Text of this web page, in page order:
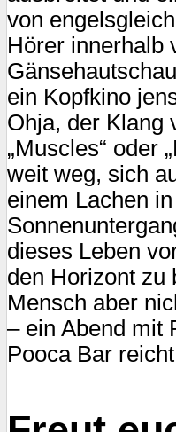
von
Hörer innerhalb
ein Kopfkino
Ohja, der Klang
„Muscles“ oder
weit weg, sich
einem Lachen
dieses Leben
den Horizont zu
Mensch aber
– ein Abend mit
Pooca Bar